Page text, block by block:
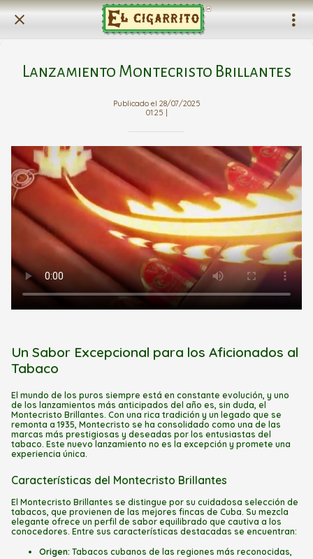
Lanzamiento Montecristo Brillantes
Publicado el 28/07/2025
01:25 |
Un Sabor Excepcional para los Aficionados al
Tabaco
El mundo de los puros siempre está en constante evolución, y uno
de los lanzamientos más anticipados del año es, sin duda, el
Montecristo Brillantes. Con una rica tradición y un legado que se
remonta a 1935, Montecristo se ha consolidado como una de las
marcas más prestigiosas y deseadas por los entusiastas del
tabaco. Este nuevo lanzamiento no es la excepción y promete una
experiencia única.
Características del Montecristo Brillantes
El Montecristo Brillantes se distingue por su cuidadosa selección de
tabacos, que provienen de las mejores fincas de Cuba. Su mezcla
elegante ofrece un perfil de sabor equilibrado que cautiva a los
conocedores. Entre sus características destacadas se encuentran:
Origen: Tabacos cubanos de las regiones más reconocidas,